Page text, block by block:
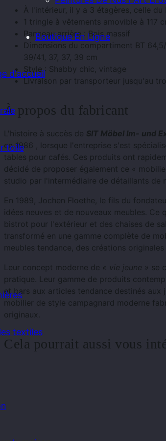
Boutique En Ligne
d'accueil
toile
textiles
À l'intérieur, il y a 3 étagères, celle du
1 tringle à vêtements amovible à 117
Panneau arrière : Bois massif
Dimensions du compartiment BT
39/41, 37, 37, 39 cm
Style : Shabby chic, vintage
Livraison par transporteur jusqu'au
À propos du fabricant
L'histoire à succès de SIT Möbel Im- und
en 1986 , lorsque l'entreprise s'est
tables pour cafés. Ces produits ont
décidé de proposer également ce «
studio par l'intermédiaire de détaillants de
En 1989, Jochen Floethe, le fils du
idées neuves et de nouveaux meubles.
bistrot pour l'extérieur et des chaises de
transformé en une gamme complète de
meubles tendance, des créations
Leur concept moderne de « vie jeune » se
pratique. Leur gamme de produits
et bars aux articles tendance destinés aux
mobilier de style campagnard moderne
originaux.
Cela pourrait aussi vous